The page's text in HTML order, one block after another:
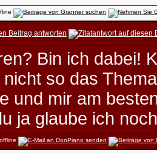
Bin ich dabei!
nicht so das
und mir am
ja glaube ich